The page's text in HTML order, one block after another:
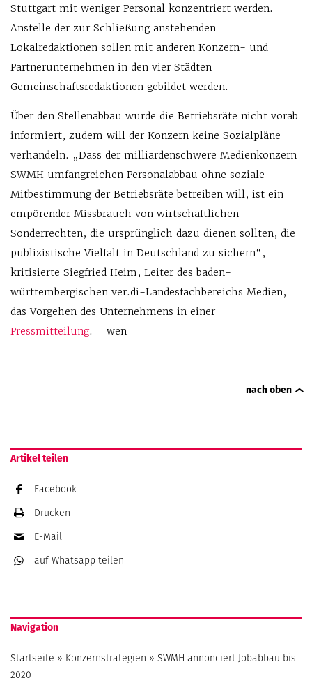
Stuttgart mit weniger Personal konzentriert werden.
Anstelle der zur Schließung anstehenden
Lokalredaktionen sollen mit anderen Konzern- und
Partnerunternehmen in den vier Städten
Gemeinschaftsredaktionen gebildet werden.
Über den Stellenabbau wurde die Betriebsräte nicht vorab
informiert, zudem will der Konzern keine Sozialpläne
verhandeln. „Dass der milliardenschwere Medienkonzern
SWMH umfangreichen Personalabbau ohne soziale
Mitbestimmung der Betriebsräte betreiben will, ist ein
empörender Missbrauch von wirtschaftlichen
Sonderrechten, die ursprünglich dazu dienen sollten, die
publizistische Vielfalt in Deutschland zu sichern“,
kritisierte Siegfried Heim, Leiter des baden-
württembergischen ver.di-Landesfachbereichs Medien,
das Vorgehen des Unternehmens in einer
Pressmitteilung. wen
nach oben
Artikel teilen
Facebook
Drucken
E-Mail
auf Whatsapp teilen
Navigation
Startseite » Konzernstrategien » SWMH annonciert Jobabbau bis
2020